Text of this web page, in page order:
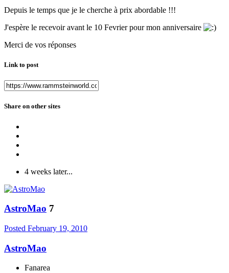
Depuis le temps que je le cherche à prix abordable !!!
J'espère le recevoir avant le 10 Fevrier pour mon anniversaire
Merci de vos réponses
Link to post
Share on other sites
4 weeks later...
AstroMao 7
Posted February 19, 2010
AstroMao
Fanarea